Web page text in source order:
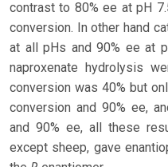
contrast to 80% ee at pH
conversion. In other hand
at all pHs and 90% ee at
naproxenate hydrolysis
conversion was 40% but
conversion and 90% ee,
and 90% ee, all these
except sheep, gave